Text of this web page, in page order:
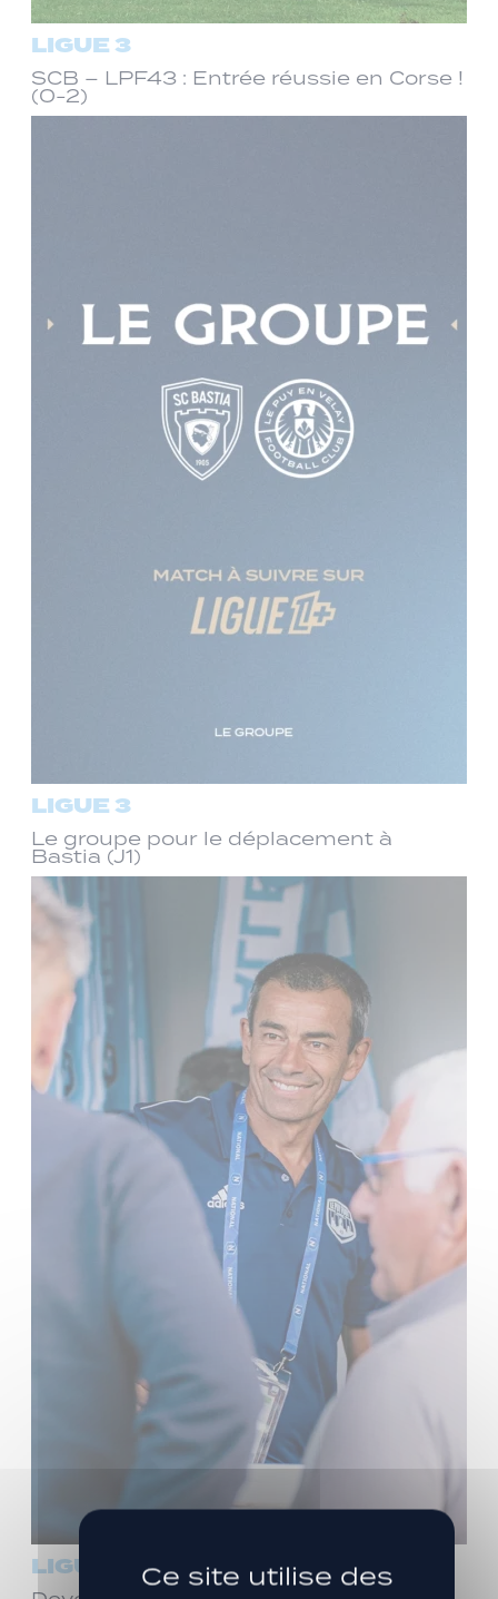
LIGUE 3
SCB – LPF43 : Entrée réussie en Corse !
(0-2)
LIGUE 3
Le groupe pour le déplacement à
Bastia (J1)
LIGUE 3
Ce site utilise des